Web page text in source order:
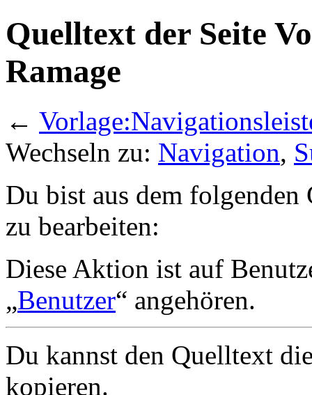
Quelltext der Seite
Ramage
←
Wechseln zu: Navigation,
Du bist aus dem
zu bearbeiten:
Diese Aktion ist auf
„Benutzer“ angehören.
Du kannst den Quelltext
kopieren.